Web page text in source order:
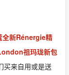
新Rénergie精
祖玛珑新包
买来自用或是送